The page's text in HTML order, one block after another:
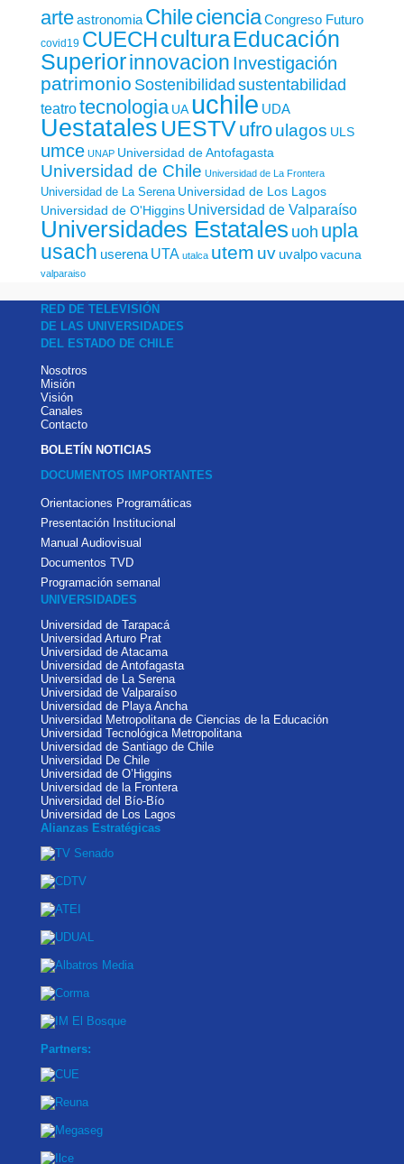
arteastronomia Chileciencia Congreso Futuro
covid19 CUECHculturaEducación
Superiorinnovacion Investigación
patrimonio Sostenibilidad sustentabilidad
teatrotecnologia UA uchile UDA
Uestatales UESTVufroulagos ULS
umce UNAP Universidad de Antofagasta
Universidad de Chile Universidad de La Frontera
Universidad de La Serena Universidad de Los Lagos
Universidad de O'Higgins Universidad de Valparaíso
Universidades Estatales uoh upla
usach userena UTA utalca utem uv uvalpo vacuna
valparaiso
RED DE TELEVISIÓN
DE LAS UNIVERSIDADES
DEL ESTADO DE CHILE
Nosotros
Misión
Visión
Canales
Contacto
BOLETÍN NOTICIAS
DOCUMENTOS IMPORTANTES
Orientaciones Programáticas
Presentación Institucional
Manual Audiovisual
Documentos TVD
Programación semanal
UNIVERSIDADES
Universidad de Tarapacá
Universidad Arturo Prat
Universidad de Atacama
Universidad de Antofagasta
Universidad de La Serena
Universidad de Valparaíso
Universidad de Playa Ancha
Universidad Metropolitana de Ciencias de la Educación
Universidad Tecnológica Metropolitana
Universidad de Santiago de Chile
Universidad De Chile
Universidad de O’Higgins
Universidad de la Frontera
Universidad del Bío-Bío
Universidad de Los Lagos
Alianzas Estratégicas
Partners: